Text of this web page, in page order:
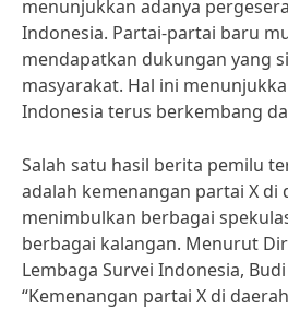
menunjukkan adanya
Indonesia. Partai-partai baru
mendapatkan dukungan yang
masyarakat. Hal ini
Indonesia terus berkembang
Salah satu hasil berita pemilu
adalah kemenangan partai X di
menimbulkan berbagai
berbagai kalangan. Menurut
Lembaga Survei Indonesia,
“Kemenangan partai X di